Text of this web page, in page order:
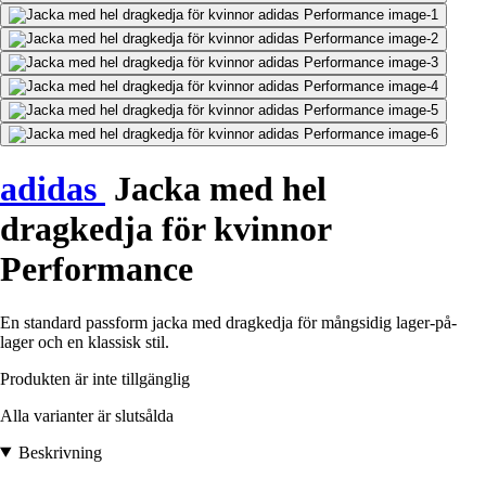
adidas Jacka med hel
dragkedja för kvinnor
Performance
En standard passform jacka med dragkedja för mångsidig lager-på-
lager och en klassisk stil.
Produkten är inte tillgänglig
Alla varianter är slutsålda
Beskrivning